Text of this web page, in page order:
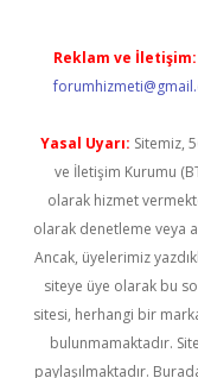
Reklam ve İletişim:
Yasal Uyarı: Sitemiz,
ve İletişim Kurumu
olarak hizmet
olarak denetleme veya
Ancak, üyelerimiz
siteye üye olarak bu
sitesi, herhangi bir
bulunmamaktadır.
paylaşılmaktadır.